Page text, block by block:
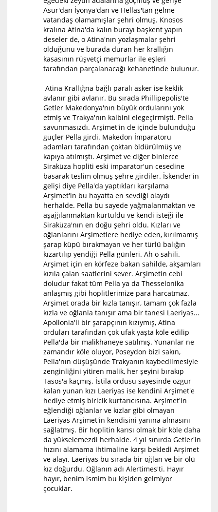
Asur'dan İyonya'dan ve Hellas'tan gelme
vatandaş olamamışlar şehri olmuş. Knosos
kralına Atina'da kalın burayı başkent yapın
deseler de, o Atina'nın yozlaşmalar şehri
olduğunu ve burada duran her krallığın
kasasının rüşvetçi memurlar ile eşleri
tarafından parçalanacağı kehanetinde bulunur.
Atina Krallığna bağlı paralı asker ise keklik
avlanır gibi avlanır. Bu sırada Phillipepolis'te
Getler Makedonya'nın büyük ordularını yok
etmiş ve Trakya'nın kalbini elegeçirmişti. Pella
savunmasızdı. Arşimet'in de içinde bulunduğu
güçler Pella girdi. Makedon İmparatoru
adamları tarafından çoktan öldürülmüş ve
kapıya atılmıştı. Arşimet ve diğer binlerce
Siraküza hopliti eski imparator'un cesedine
basarak teslim olmuş şehre girdiler. İskender'in
gelişi diye Pella'da yaptıkları karşılama
Arşimet'in bu hayatta en sevdiği olaydı
herhalde. Pella bu sayede yağmalanmaktan ve
aşağılanmaktan kurtuldu ve kendi isteği ile
Siraküza'nın en doğu şehri oldu. Kızları ve
oğlanlarını Arşimetlere hediye eden, kırılmamış
şarap küpü bırakmayan ve her türlü balığın
kızartılıp yendiği Pella günleri. Ah o sahili.
Arşimet için en körfeze bakan sahilde, akşamları
kızıla çalan saatlerini sever. Arşimetin cebi
doludur fakat tüm Pella ya da Thesselonika
anlaşmış gibi hoplitlerimize para harcatmaz.
Arşimet orada bir kızla tanışır, tamam çok fazla
kızla ve oğlanla tanışır ama bir tanesi Laeriyas...
Apollonia'li bir şarapçının kızıymış, Atina
orduları tarafından çok ufak yaşta köle edilip
Pella'da bir malikhaneye satılmış. Yunanlar ne
zamandır köle oluyor, Poseydon bizi sakın,
Pella'nın düşüşünde Trakyanın kaybedilmesiyle
zenginliğini yitiren malik, her şeyini bırakıp
Tasos'a kaçmış. İstila ordusu sayesinde özgür
kalan yunan kızı Laeriyas ise kendini Arşimet'e
hediye etmiş biricik kurtarıcısına. Arşimet'in
eğlendiği oğlanlar ve kızlar gibi olmayan
Laeriyas Arşimet'in kendisini yanına almasını
sağlatmış. Bir hoplitin karısı olmak bir köle daha
da yükselemezdi herhalde. 4 yıl sınırda Getler'in
hızını alamama ihtimaline karşı bekledi Arşimet
ve alayı. Laeriyas bu sırada bir oğlan ve bir ölü
kız doğurdu. Oğlanın adı Alertimes'ti. Hayır
hayır, benim ismim bu kişiden gelmiyor
çocuklar.